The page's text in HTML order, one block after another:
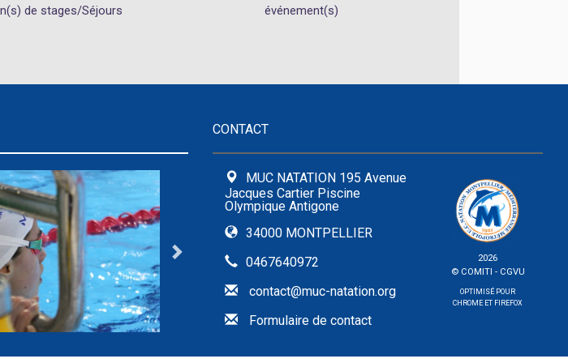
de stages/Séjours événement(s)
CONTACT
MUC NATATION 195 Avenue
Jacques Cartier Piscine
Olympique Antigone
34000 MONTPELLIER
0467640972
contact@muc-natation.org
Formulaire de contact
2026
© COMITI - CGVU
OPTIMISÉ POUR
CHROME ET FIREFOX